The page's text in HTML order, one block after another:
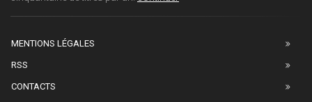
MENTIONS LÉGALES
RSS
CONTACTS